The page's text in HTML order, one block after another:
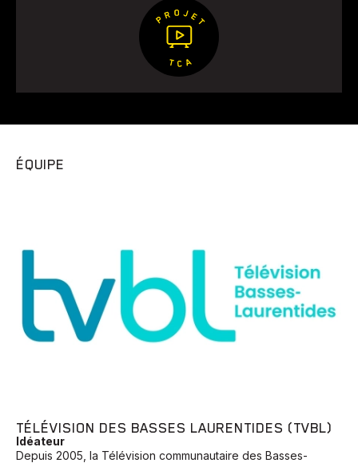
ÉQUIPE
TÉLÉVISION DES BASSES LAURENTIDES (TVBL)
Idéateur
Depuis 2005, la Télévision communautaire des Basses-